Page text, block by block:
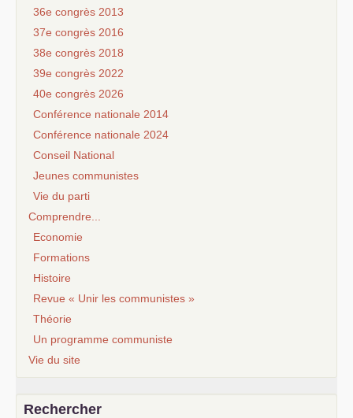
36e congrès 2013
37e congrès 2016
38e congrès 2018
39e congrès 2022
40e congrès 2026
Conférence nationale 2014
Conférence nationale 2024
Conseil National
Jeunes communistes
Vie du parti
Comprendre...
Economie
Formations
Histoire
Revue « Unir les communistes »
Théorie
Un programme communiste
Vie du site
Rechercher